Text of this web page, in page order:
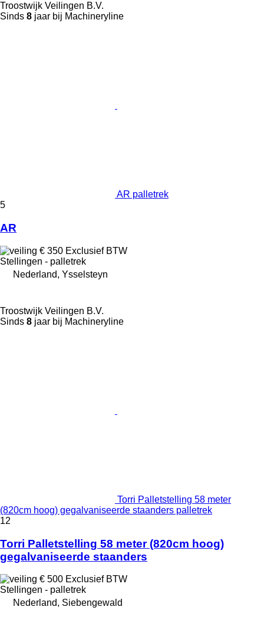
Troostwijk Veilingen B.V.
Sinds 8 jaar bij Machineryline
AR palletrek
5
AR
€ 350 Exclusief BTW
Stellingen - palletrek
Nederland, Ysselsteyn
Troostwijk Veilingen B.V.
Sinds 8 jaar bij Machineryline
Torri Palletstelling 58 meter
(820cm hoog) gegalvaniseerde staanders palletrek
12
Torri Palletstelling 58 meter (820cm hoog)
gegalvaniseerde staanders
€ 500 Exclusief BTW
Stellingen - palletrek
Nederland, Siebengewald